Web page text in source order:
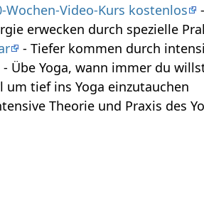
Wochen-Video-Kurs kostenlos
erwecken durch spezielle
- Tiefer kommen durch
- Übe Yoga, wann immer du
um tief ins Yoga einzutauchen
Theorie und Praxis des